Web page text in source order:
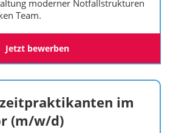
moderner Notfallstrukturen
Team.
Jetzt bewerben
im
(m/w/d)